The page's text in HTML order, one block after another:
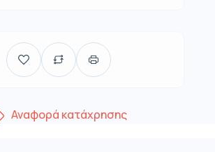
Αναφορά κατάχρησης